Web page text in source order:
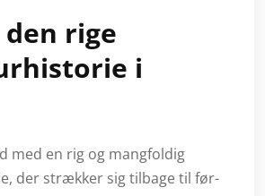
rige
i
med en rig og mangfoldig
der strækker sig tilbage til før-